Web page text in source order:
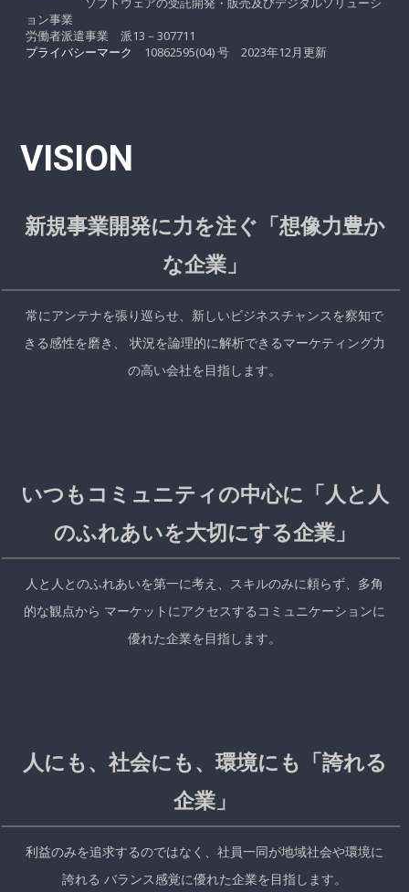
ョン事業
労働者派遣事業 派13－307711
プライバシーマーク 10862595(04) 号 2023年12月更新
VISION
新規事業開発に力を注ぐ「想像力豊か
な企業」
常にアンテナを張り巡らせ、新しいビジネスチャンスを察知で
きる感性を磨き、
状況を論理的に解析できるマーケティング力
の高い会社を目指します。
いつもコミュニティの中心に「人と人
のふれあいを大切にする企業」
人と人とのふれあいを第一に考え、スキルのみに頼らず、多角
的な観点から マーケットにアクセスするコミュニケーションに
優れた企業を目指します。
人にも、社会にも、環境にも「誇れる
企業」
利益のみを追求するのではなく、社員一同が地域社会や環境に
誇れる バランス感覚に優れた企業を目指します。